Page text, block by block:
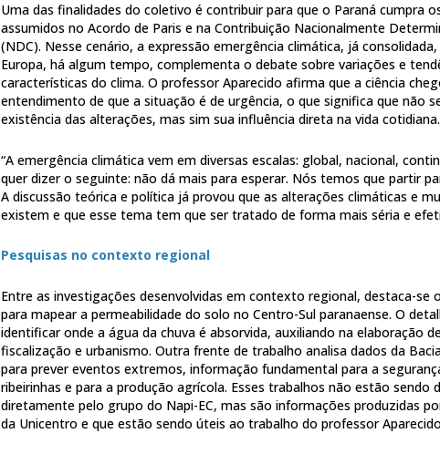
Uma das finalidades do coletivo é contribuir para que o Paraná cumpra
assumidos no Acordo de Paris e na Contribuição Nacionalmente
(NDC). Nesse cenário, a expressão emergência climática, já
Europa, há algum tempo, complementa o debate sobre variações e
características do clima. O professor Aparecido afirma que a ciência
entendimento de que a situação é de urgência, o que significa que não
existência das alterações, mas sim sua influência direta na vida cotidiana.
“A emergência climática vem em diversas escalas: global, nacional,
quer dizer o seguinte: não dá mais para esperar. Nós temos que partir
A discussão teórica e política já provou que as alterações climáticas e
existem e que esse tema tem que ser tratado de forma mais séria e
Pesquisas no contexto regional
Entre as investigações desenvolvidas em contexto regional, destaca-se
para mapear a permeabilidade do solo no Centro-Sul paranaense. O
identificar onde a água da chuva é absorvida, auxiliando na elaboração
fiscalização e urbanismo. Outra frente de trabalho analisa dados da
para prever eventos extremos, informação fundamental para a
ribeirinhas e para a produção agrícola. Esses trabalhos não estão sendo
diretamente pelo grupo do Napi-EC, mas são informações produzidas
da Unicentro e que estão sendo úteis ao trabalho do professor